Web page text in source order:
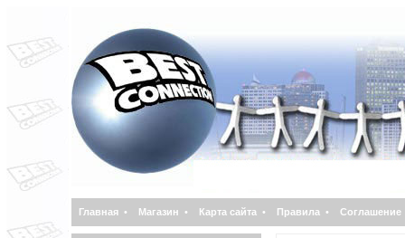
Главная • Магазин • Карта сайта • Правила • Соглашение